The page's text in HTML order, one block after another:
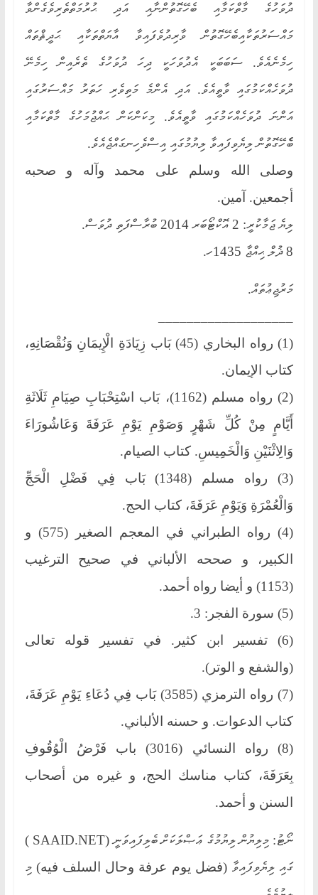
ދުވަހުގެ މާތްކަމާއި ބެހޭގޮތުންނާއި އަދި ޙުރުމަތްތެރިވެގެންވާ
މައްސަރުތަކާއިބެހޭގޮތުން ވާރިދުވެފައިވާ އާޔަތްތަކާއި ޙަދީޘްތައް
ހިމެނެއެވެ. ސަބަބަކީ އެދުވަހަކީ ދިހަ ދުވަހުގެ ތެރެއިން ހިމެނޭ
ދުވަހެއްކަމުގައި ވާތީއެވެ. އަދި އެންމެ މަތިވެރި ހަތަރު މައްސަރުގައި
އަންނަ ދުވަހެއްކަމުގައި ވާތީއެވެ. މިކަންކަން ޙައްޖުމަހުގެ މާތްކަމާއި
ބެެހޭގޮތުން ލިޔެވިފައިވާ ލިޔުމުގައި އިސްވެހިނގައްޖެއެވެ.
وصلى الله وسلم على محمد وآله و صحبه
أجمعين. آمين.
ލިޔެ ޖަމާކުރީ: 2 އޮކްޓޯބަރ 2014 ބުރާސްފަތި ދުވަސް.
8 ޛުލް ޙިއްޖާ 1435ހ.
މަރުޖިޢުތައް.
(1) رواه البخاري (45) بَاب زِيَادَةِ الْإِيمَانِ وَنُقْصَانِهِ،
كتاب الإيمان.
(2) رواه مسلم (1162)، بَاب اسْتِحْبَابِ صِيَامِ ثَلَاثَةِ
أَيَّامٍ مِنْ كُلِّ شَهْرٍ وَصَوْمِ يَوْمِ عَرَفَةَ وَعَاشُورَاءَ
وَالِاثْنَيْنِ وَالْخَمِيسِ. كتاب الصيام.
(3) رواه مسلم (1348) بَاب فِي فَضْلِ الْحَجِّ
وَالْعُمْرَةِ وَيَوْمِ عَرَفَةَ، كتاب الحج.
(4) رواه الطبراني في المعجم الصغير (575) و
الكبير، و صححه الألباني في صحيح الترغيب
(1153) و أيضا رواه أحمد.
(5) سورة الفجر: 3.
(6) تفسير ابن كثير. في تفسير قوله تعالى
(والشفع و الوتر).
(7) رواه الترمزي (3585) بَاب فِي دُعَاءِ يَوْمِ عَرَفَةَ،
كتاب الدعوات. و حسنه الألباني.
(8) رواه النسائي (3016) باب فَرْضُ الْوُقُوفِ
بِعَرَفَةَ، كتاب مناسك الحج، و غيره من أصحاب
السنن و أحمد.
ނޯޓު: މިލިޔުން ލިޔުމުގެ ޢަޞްލަކަށް ބެލިފައިވަނީ (SAAID.NET )
ގައި ލިޔެވިފައިވާ (فضل يوم عرفة وحال السلف فيه) މި